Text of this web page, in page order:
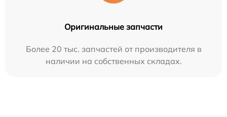
Оригинальные запчасти
Более 20 тыс. запчастей от производителя в
наличии на собственных складах.